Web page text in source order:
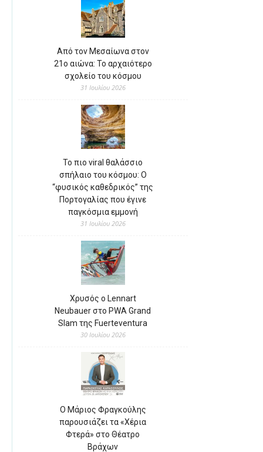
Από τον Μεσαίωνα στον
21ο αιώνα: Το αρχαιότερο
σχολείο του κόσμου
31 Ιουλίου 2026
Το πιο viral θαλάσσιο
σπήλαιο του κόσμου: Ο
“φυσικός καθεδρικός” της
Πορτογαλίας που έγινε
παγκόσμια εμμονή
31 Ιουλίου 2026
Χρυσός ο Lennart
Neubauer στο PWA Grand
Slam της Fuerteventura
30 Ιουλίου 2026
Ο Μάριος Φραγκούλης
παρουσιάζει τα «Χέρια
Φτερά» στο Θέατρο
Βράχων